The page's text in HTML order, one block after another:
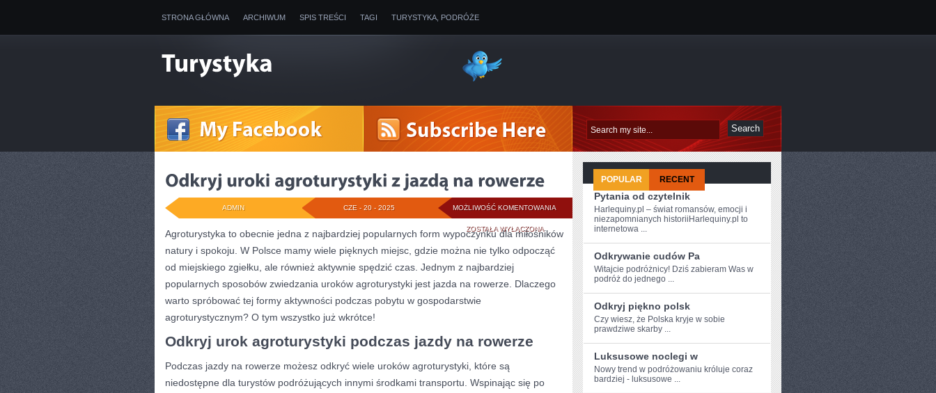
STRONA GŁÓWNA ARCHIWUM SPIS TREŚCI TAGI TURYSTYKA, PODRÓŻE
MOŻLIWOŚĆ KOMENTOWANIA ODKRYJ
UROKI
AGROTURYSTYKI
JAZDĄ
ROWERZE
ZOSTAŁA WYŁĄCZONA
CZE - 20 - 2025
ADMIN
Agroturystyka to obecnie jedna​ z najbardziej popularnych form wypoczynku dla miłośników
natury i spokoju. W Polsce mamy wiele pięknych miejsc, gdzie można nie tylko ⁤odpocząć
od miejskiego zgiełku, ale również aktywnie spędzić czas. Jednym z najbardziej
popularnych sposobów zwiedzania uroków agroturystyki jest jazda na⁢ rowerze. Dlaczego
warto spróbować tej formy ​aktywności podczas pobytu w gospodarstwie
agroturystycznym? O tym wszystko już wkrótce!
Odkryj urok agroturystyki podczas jazdy ⁢na rowerze
Podczas jazdy na rowerze ⁣możesz odkryć wiele uroków agroturystyki, które są
niedostępne ⁢dla turystów podróżujących​ innymi środkami transportu. Wspinając się po
POPULAR RECENT
Pytania od czytelnik
Harlequiny.pl – świat romansów, emocji i
niezapomnianych historiiHarlequiny.pl to
internetowa ...
Odkrywanie cudów Pa
Witajcie podróżnicy! ⁣Dziś zabieram Was w
podróż do jednego ...
Odkryj piękno polsk
Czy ​wiesz, że Polska kryje w sobie
prawdziwe skarby ...
Luksusowe noclegi w
Nowy trend w podróżowaniu króluje coraz
bardziej ‍- luksusowe​ ...